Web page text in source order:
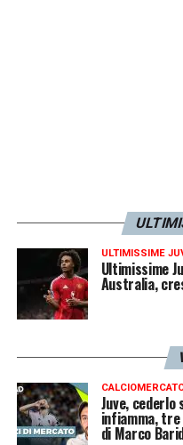
LA PLAYLIST
ULTIMISSIME
Ultimissime
Australia,
Juve,
infiamma, tre
di Marco